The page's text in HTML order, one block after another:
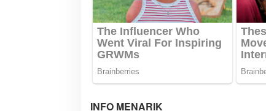
INFO MENARIK